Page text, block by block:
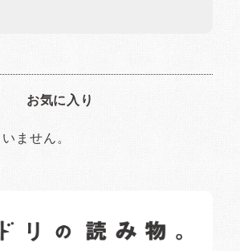
お気に入り
ません。
更新中です。